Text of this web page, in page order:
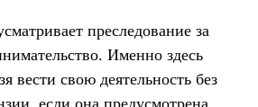
преследование за
Именно здесь
вести свою деятельность без